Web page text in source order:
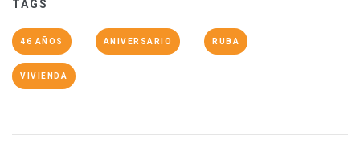
TAGS
46 AÑOS ANIVERSARIO RUBA
VIVIENDA